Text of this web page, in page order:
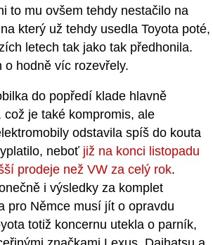
to mu ovšem tehdy nestačilo na
který už tehdy usedla Toyota poté,
letech tak jako tak předhonila.
o hodně víc rozevřely.
do popředí klade hlavně
což je také kompromis, ale
odstavila spíš do kouta
neboť již na konci listopadu
prodeje než VW za celý rok.
i výsledky za komplet
pro Němce musí jít o opravdu
totiž koncernu utekla o parník,